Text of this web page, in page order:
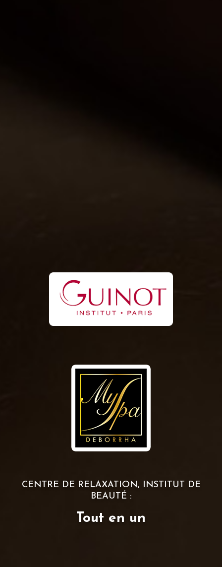
CENTRE DE RELAXATION, INSTITUT DE
BEAUTÉ :
Tout en un